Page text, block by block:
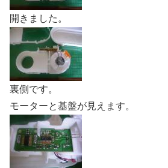
開きました。
裏側です。
モーターと基盤が見えます。